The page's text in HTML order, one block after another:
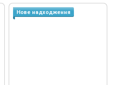
Нове надходження